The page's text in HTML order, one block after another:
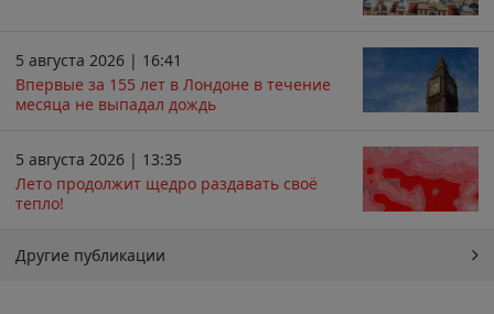
5 августа 2026 | 16:41
Впервые за 155 лет в Лондоне в течение
месяца не выпадал дождь
5 августа 2026 | 13:35
Лето продолжит щедро раздавать своё
тепло!
Другие публикации